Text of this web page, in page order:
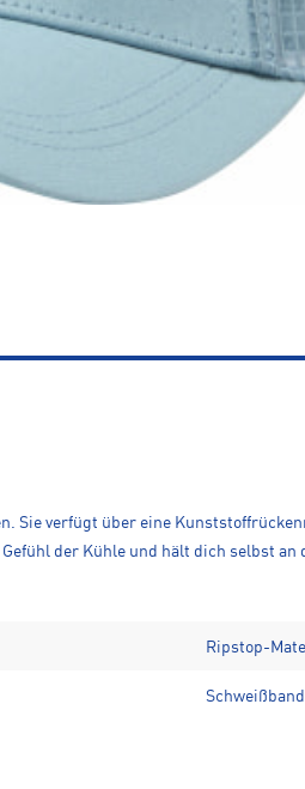
Sie verfügt über eine
der Kühle und hält dich selbst
Ripstop-